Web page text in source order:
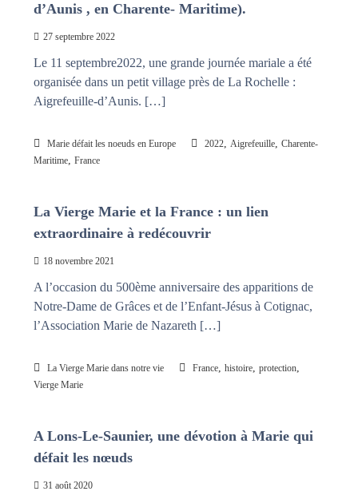
d’Aunis , en Charente- Maritime).
27 septembre 2022
Le 11 septembre2022, une grande journée mariale a été
organisée dans un petit village près de La Rochelle :
Aigrefeuille-d’Aunis. […]
Marie défait les noeuds en Europe 2022, Aigrefeuille, Charente-
Maritime, France
La Vierge Marie et la France : un lien
extraordinaire à redécouvrir
18 novembre 2021
A l’occasion du 500ème anniversaire des apparitions de
Notre-Dame de Grâces et de l’Enfant-Jésus à Cotignac,
l’Association Marie de Nazareth […]
La Vierge Marie dans notre vie France, histoire, protection,
Vierge Marie
A Lons-Le-Saunier, une dévotion à Marie qui
défait les nœuds
31 août 2020